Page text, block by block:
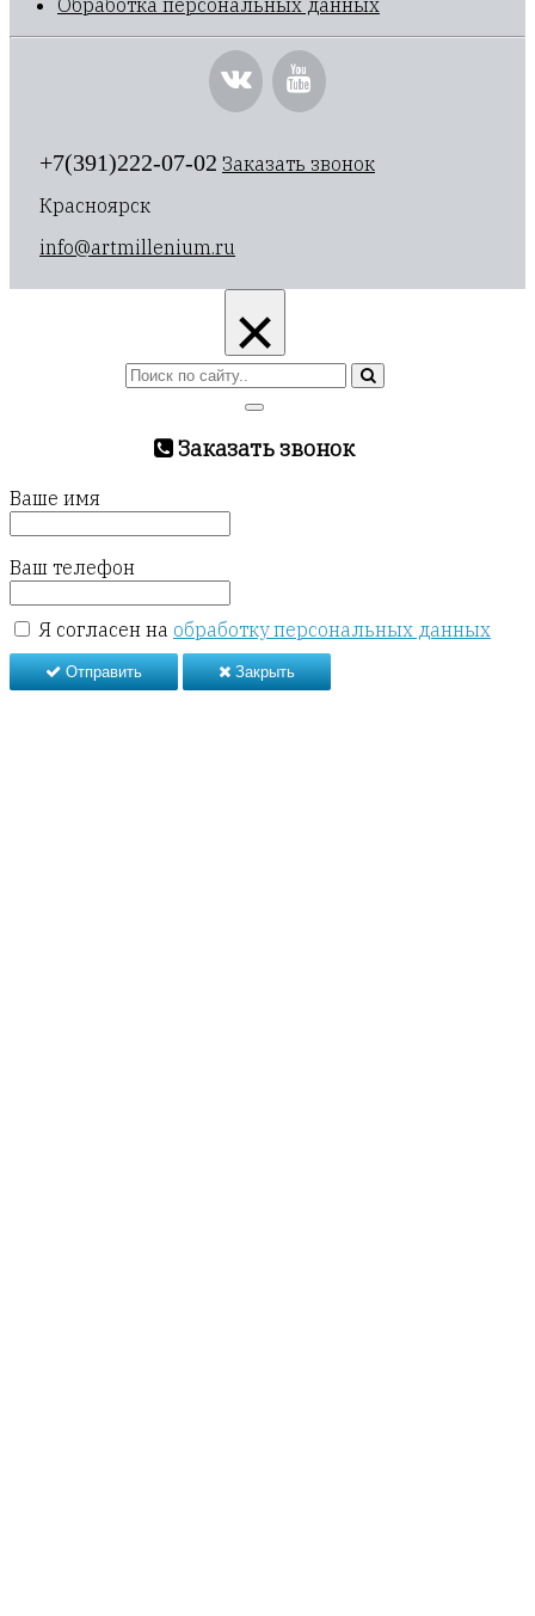
+7(391)222-07-02 Заказать звонок
Красноярск
info@artmillenium.ru
×
Заказать звонок
Ваше имя
Ваш телефон
Я согласен на обработку персональных данных
Отправить Закрыть